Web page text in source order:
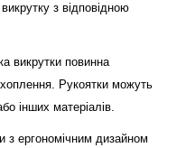
з відповідною
викрутки повинна
Рукоятки можуть
інших матеріалів.
з ергономічним дизайном